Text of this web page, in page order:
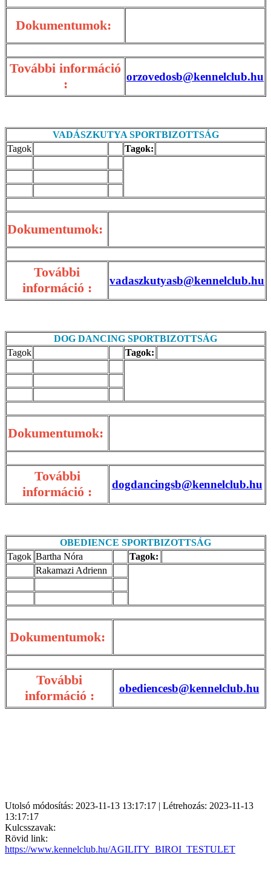
Dokumentumok:
További információ
:
orzovedosb@kennelclub.hu
VADÁSZKUTYA SPORTBIZOTTSÁG
Tagok
Tagok:
Dokumentumok:
További
információ :
vadaszkutyasb@kennelclub.hu
DOG DANCING SPORTBIZOTTSÁG
Tagok
Tagok:
Dokumentumok:
További
információ :
dogdancingsb@kennelclub.hu
OBEDIENCE SPORTBIZOTTSÁG
Tagok Bartha Nóra
Tagok:
Rakamazi Adrienn
Dokumentumok:
További
információ :
obediencesb@kennelclub.hu
Utolsó módosítás: 2023-11-13 13:17:17 | Létrehozás: 2023-11-13
13:17:17
Kulcsszavak:
Rövid link:
https://www.kennelclub.hu/AGILITY_BIROI_TESTULET